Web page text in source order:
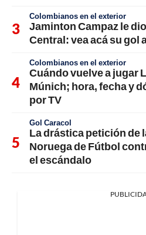
Colombianos en el exterior
Jaminton Campaz le
Central: vea acá su gol
Colombianos en el exterior
Cuándo vuelve a jugar
Múnich; hora, fecha y
por TV
Gol Caracol
La drástica petición de
Noruega de Fútbol
el escándalo